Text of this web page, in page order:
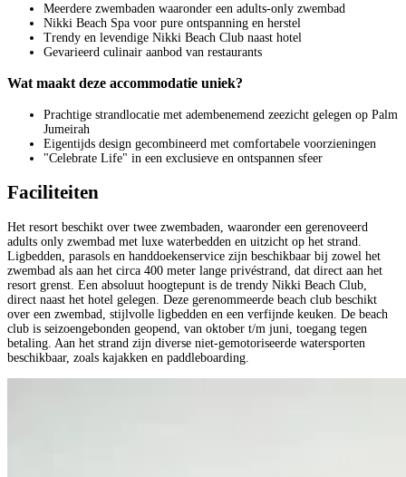
Meerdere zwembaden waaronder een adults-only zwembad
Nikki Beach Spa voor pure ontspanning en herstel
Trendy en levendige Nikki Beach Club naast hotel
Gevarieerd culinair aanbod van restaurants
Wat maakt deze accommodatie uniek?
Prachtige strandlocatie met adembenemend zeezicht gelegen op Palm
Jumeirah
Eigentijds design gecombineerd met comfortabele voorzieningen
"Celebrate Life" in een exclusieve en ontspannen sfeer
Faciliteiten
Het resort beschikt over twee zwembaden, waaronder een gerenoveerd
adults only zwembad met luxe waterbedden en uitzicht op het strand.
Ligbedden, parasols en handdoekenservice zijn beschikbaar bij zowel het
zwembad als aan het circa 400 meter lange privéstrand, dat direct aan het
resort grenst. Een absoluut hoogtepunt is de trendy Nikki Beach Club,
direct naast het hotel gelegen. Deze gerenommeerde beach club beschikt
over een zwembad, stijlvolle ligbedden en een verfijnde keuken. De beach
club is seizoengebonden geopend, van oktober t/m juni, toegang tegen
betaling. Aan het strand zijn diverse niet-gemotoriseerde watersporten
beschikbaar, zoals kajakken en paddleboarding.